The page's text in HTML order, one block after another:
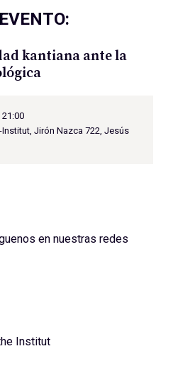
kantiana ante la
21:00
Institut, Jirón Nazca 722, Jesús
en nuestras redes
Institut